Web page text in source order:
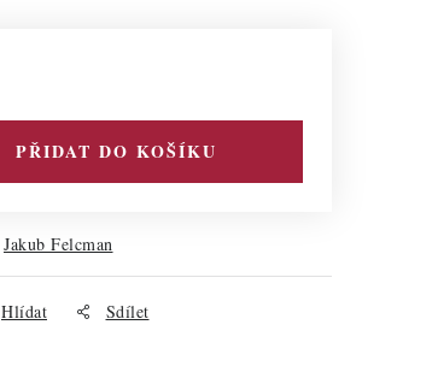
PŘIDAT DO KOŠÍKU
Jakub Felcman
Hlídat Sdílet